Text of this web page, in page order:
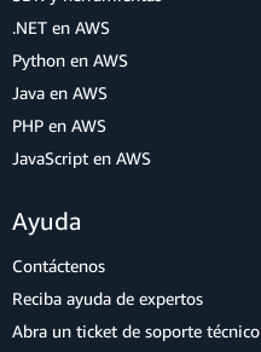
.NET en AWS
Python en AWS
Java en AWS
PHP en AWS
JavaScript en AWS
Ayuda
Contáctenos
Reciba ayuda de expertos
Abra un ticket de soporte técnico